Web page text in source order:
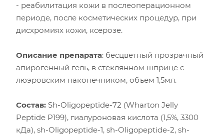
- реабилитация кожи в послеоперационном
периоде, после косметических процедур, при
дисхромиях кожи, ксерозе.
Описание препарата: бесцветный прозрачный
апирогенный гель, в стеклянном шприце с
люэровским наконечником, объем 1,5мл.
Состав: Sh-Oligopeptide-72 (Wharton Jelly
Peptide P199), гиалуроновая кислота (1,5%, 3300
кДа), sh-Oligopeptide-1, sh-Oligopeptide-2, sh-